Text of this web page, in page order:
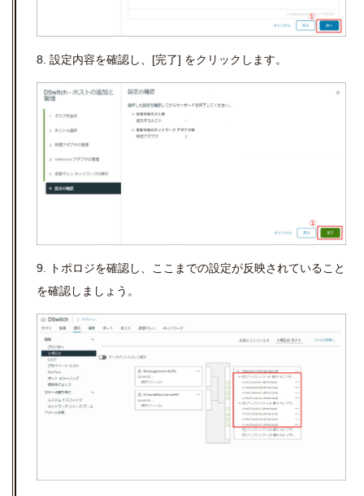
8. 設定内容を確認し、 [完了] をクリックします。
9. トポロジを確認し、ここまでの設定が反映されていること
を確認しましょう。